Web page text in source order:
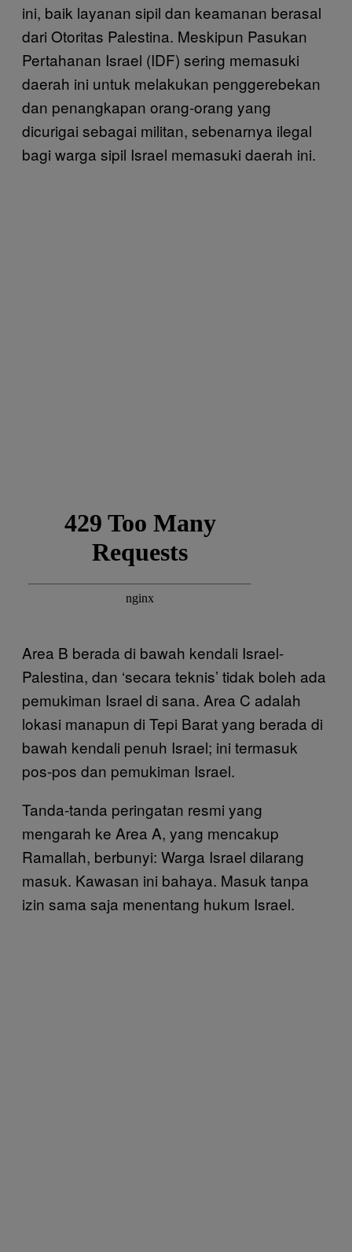
ini, baik layanan sipil dan keamanan berasal
dari Otoritas Palestina. Meskipun Pasukan
Pertahanan Israel (IDF) sering memasuki
daerah ini untuk melakukan penggerebekan
dan penangkapan orang-orang yang
dicurigai sebagai militan, sebenarnya ilegal
bagi warga sipil Israel memasuki daerah ini.
Area B berada di bawah kendali Israel-
Palestina, dan ‘secara teknis’ tidak boleh ada
pemukiman Israel di sana. Area C adalah
lokasi manapun di Tepi Barat yang berada di
bawah kendali penuh Israel; ini termasuk
pos-pos dan pemukiman Israel.
Tanda-tanda peringatan resmi yang
mengarah ke Area A, yang mencakup
Ramallah, berbunyi: Warga Israel dilarang
masuk. Kawasan ini bahaya. Masuk tanpa
izin sama saja menentang hukum Israel.